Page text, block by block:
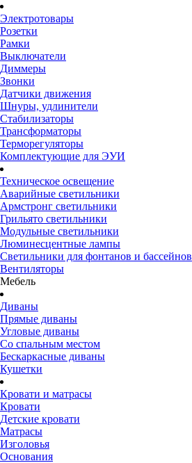
Электротовары
Розетки
Рамки
Выключатели
Диммеры
Звонки
Датчики движения
Шнуры, удлинители
Стабилизаторы
Трансформаторы
Терморегуляторы
Комплектующие для ЭУИ
Техническое освещение
Аварийные светильники
Армстронг светильники
Грильято светильники
Модульные светильники
Люминесцентные лампы
Светильники для фонтанов и бассейнов
Вентиляторы
Мебель
Диваны
Прямые диваны
Угловые диваны
Со спальным местом
Бескаркасные диваны
Кушетки
Кровати и матрасы
Кровати
Детские кровати
Матрасы
Изголовья
Основания